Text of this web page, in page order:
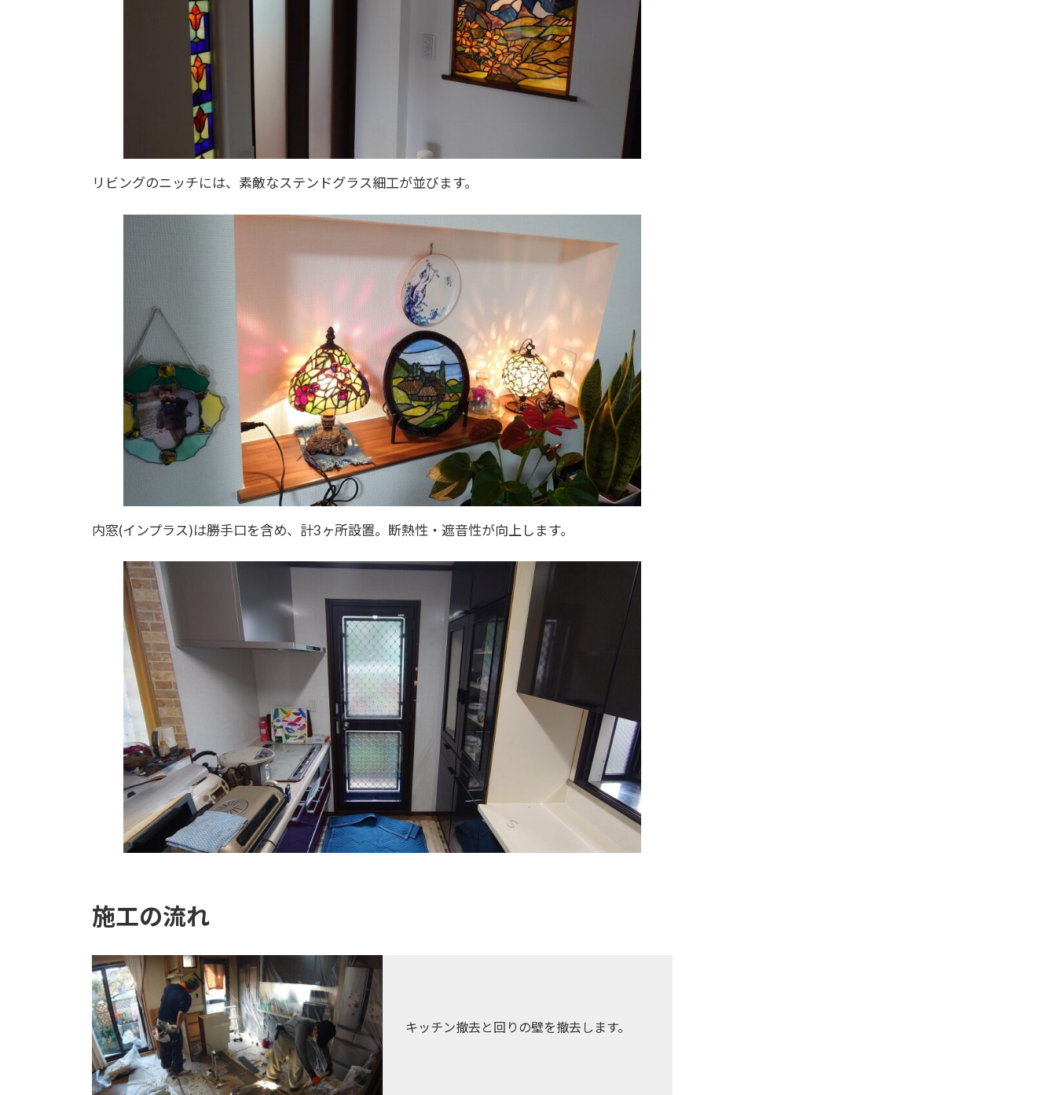
リビングのニッチには、素敵なステンドグラス細工が並びます。
内窓(インプラス)は勝手口を含め、計3ヶ所設置。断熱性・遮音性が向上します。
施工の流れ
キッチン撤去と回りの壁を撤去します。